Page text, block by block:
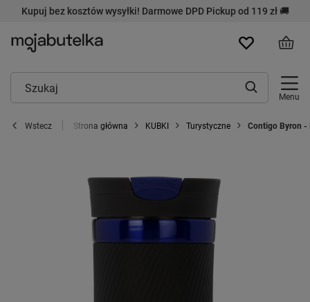
Kupuj bez kosztów wysyłki! Darmowe DPD Pickup od 119 zł 🚚
Menu
Wstecz Strona główna KUBKI Turystyczne Contigo Byron -